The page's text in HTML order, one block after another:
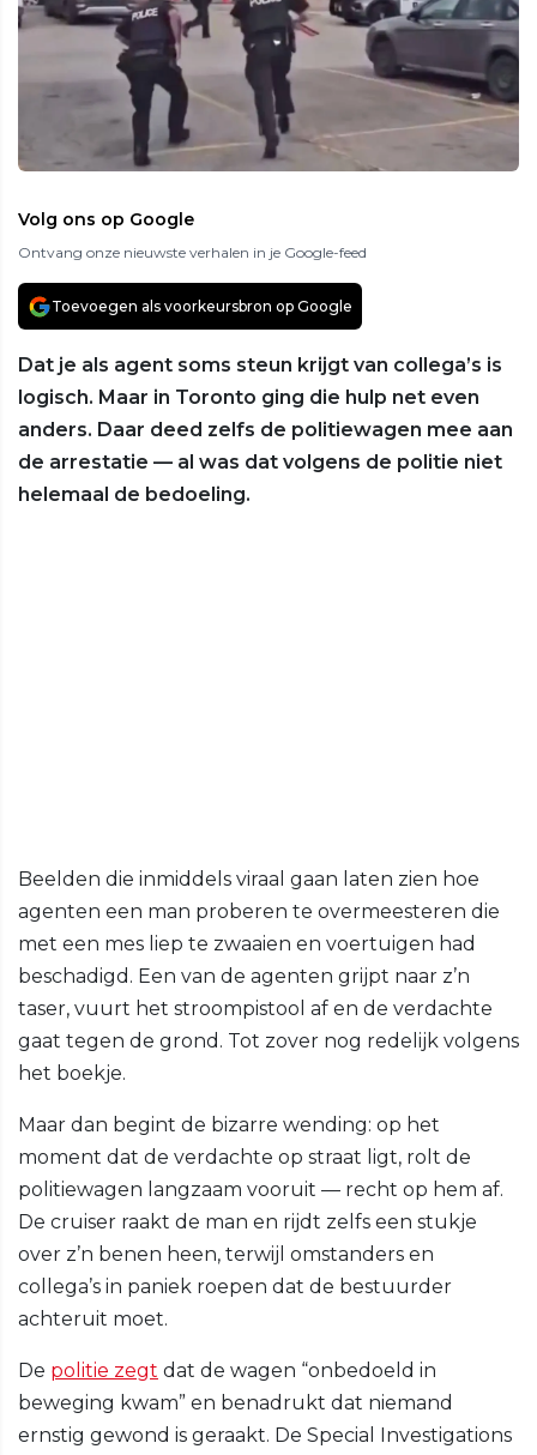
Volg ons op Google
Ontvang onze nieuwste verhalen in je Google-feed
Toevoegen als voorkeursbron op Google
Dat je als agent soms steun krijgt van collega’s is
logisch. Maar in Toronto ging die hulp net even
anders. Daar deed zelfs de politiewagen mee aan
de arrestatie — al was dat volgens de politie niet
helemaal de bedoeling.
Beelden die inmiddels viraal gaan laten zien hoe
agenten een man proberen te overmeesteren die
met een mes liep te zwaaien en voertuigen had
beschadigd. Een van de agenten grijpt naar z’n
taser, vuurt het stroompistool af en de verdachte
gaat tegen de grond. Tot zover nog redelijk volgens
het boekje.
Maar dan begint de bizarre wending: op het
moment dat de verdachte op straat ligt, rolt de
politiewagen langzaam vooruit — recht op hem af.
De cruiser raakt de man en rijdt zelfs een stukje
over z’n benen heen, terwijl omstanders en
collega’s in paniek roepen dat de bestuurder
achteruit moet.
De politie zegt dat de wagen “onbedoeld in
beweging kwam” en benadrukt dat niemand
ernstig gewond is geraakt. De Special Investigations